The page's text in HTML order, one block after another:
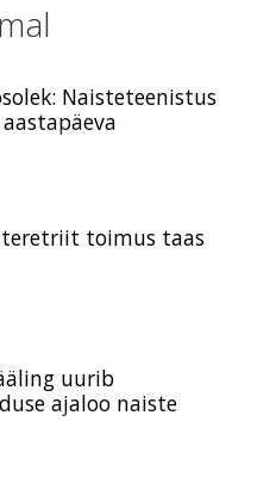
Naisteteenistus
toimus taas
uurib
ajaloo naiste